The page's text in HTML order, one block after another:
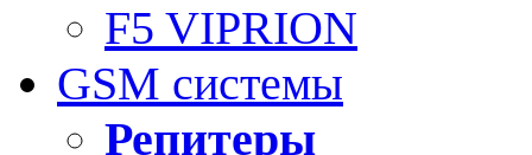
F5 VIPRION
GSM системы
Репитеры